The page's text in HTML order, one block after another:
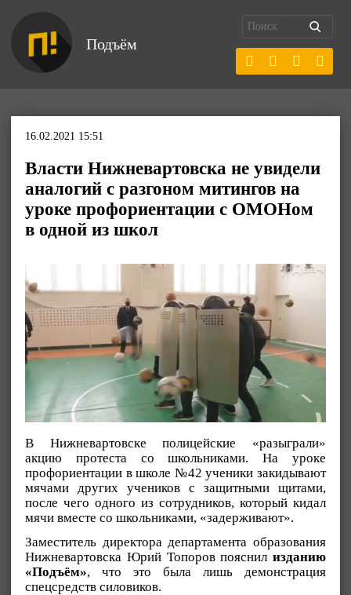
Подъём
16.02.2021 15:51
Власти Нижневартовска не увидели
аналогий с разгоном митингов на
уроке профориентации с ОМОНом
в одной из школ
В Нижневартовске полицейские «разыграли»
акцию протеста со школьниками. На уроке
профориентации в школе №42 ученики закидывают
мячами других учеников с защитными щитами,
после чего одного из сотрудников, который кидал
мячи вместе со школьниками, «задерживают».
Заместитель директора департамента образования
Нижневартовска Юрий Топоров пояснил изданию
«Подъём», что это была лишь демонстрация
спецсредств силовиков.